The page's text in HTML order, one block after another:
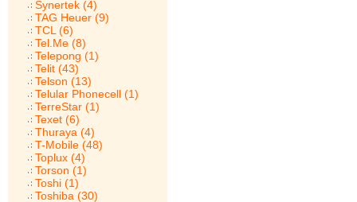
Synertek (4)
TAG Heuer (9)
TCL (6)
Tel.Me (8)
Telepong (1)
Telit (43)
Telson (13)
Telular Phonecell (1)
TerreStar (1)
Texet (6)
Thuraya (4)
T-Mobile (48)
Toplux (4)
Torson (1)
Toshi (1)
Toshiba (30)